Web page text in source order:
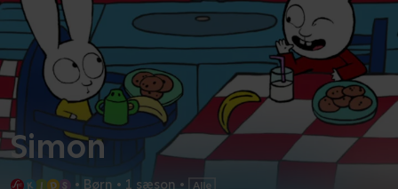
Simon
• Børn • 1 sæson •